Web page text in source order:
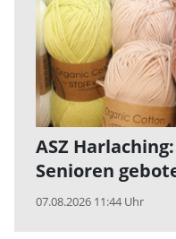
ASZ
Senioren
07.08.2026 11:44 Uhr